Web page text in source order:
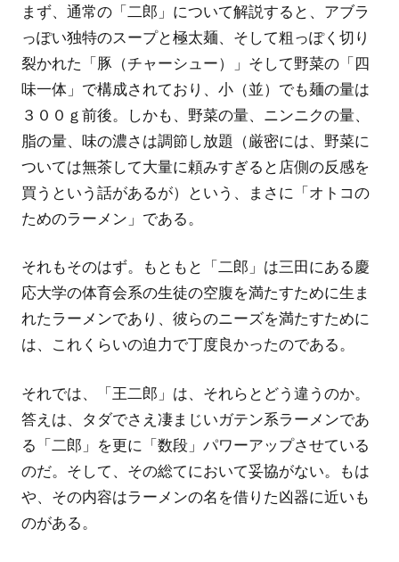
まず、通常の「二郎」について解説すると、アブラ
っぽい独特のスープと極太麺、そして粗っぽく切り
裂かれた「豚（チャーシュー）」そして野菜の「四
味一体」で構成されており、小（並）でも麺の量は
３００ｇ前後。しかも、野菜の量、ニンニクの量、
脂の量、味の濃さは調節し放題（厳密には、野菜に
ついては無茶して大量に頼みすぎると店側の反感を
買うという話があるが）という、まさに「オトコの
ためのラーメン」である。
それもそのはず。もともと「二郎」は三田にある慶
応大学の体育会系の生徒の空腹を満たすために生ま
れたラーメンであり、彼らのニーズを満たすために
は、これくらいの迫力で丁度良かったのである。
それでは、「王二郎」は、それらとどう違うのか。
答えは、タダでさえ凄まじいガテン系ラーメンであ
る「二郎」を更に「数段」パワーアップさせている
のだ。そして、その総てにおいて妥協がない。もは
や、その内容はラーメンの名を借りた凶器に近いも
のがある。